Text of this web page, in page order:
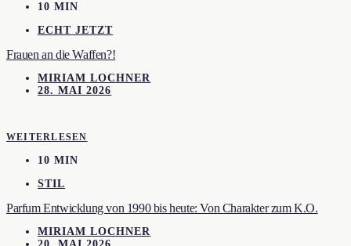
10 MIN
ECHT JETZT
Frauen an die Waffen?!
MIRIAM LOCHNER
28. MAI 2026
WEITERLESEN
10 MIN
STIL
Parfum Entwicklung von 1990 bis heute: Von Charakter zum K.O.
MIRIAM LOCHNER